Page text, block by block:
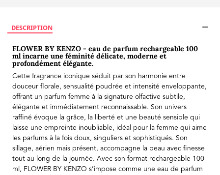
DESCRIPTION
FLOWER BY KENZO - eau de parfum rechargeable 100
ml incarne une féminité délicate, moderne et
profondément élégante.
Cette fragrance iconique séduit par son harmonie entre
douceur florale, sensualité poudrée et intensité enveloppante,
offrant un parfum femme à la signature olfactive subtile,
élégante et immédiatement reconnaissable. Son univers
raffiné évoque la grâce, la liberté et une beauté sensible qui
laisse une empreinte inoubliable, idéal pour la femme qui aime
les parfums à la fois doux, singuliers et sophistiqués. Son
sillage, aérien mais présent, accompagne la peau avec finesse
tout au long de la journée. Avec son format rechargeable 100
ml, FLOWER BY KENZO s’impose comme une eau de parfum